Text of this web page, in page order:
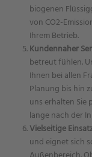
biogenen
von CO2-
Ihrem Betrieb.
Kundennaher
betreut fühlen.
Ihnen bei allen
Planung bis hin
uns erhalten Sie
lange nach der
Vielseitige
und eignet sich